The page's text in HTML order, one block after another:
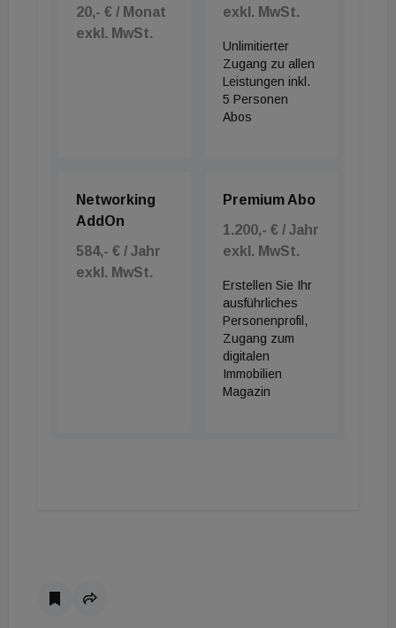
20,- € / Monat
exkl. MwSt.
exkl. MwSt.
Unlimitierter
Zugang zu allen
Leistungen inkl.
5 Personen
Abos
Networking
AddOn
584,- € / Jahr
exkl. MwSt.
Premium Abo
1.200,- € / Jahr
exkl. MwSt.
Erstellen Sie Ihr
ausführliches
Personenprofil,
Zugang zum
digitalen
Immobilien
Magazin